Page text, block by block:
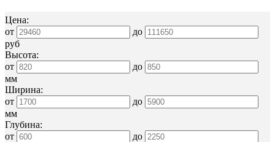
Цена:
от
до
руб
Высота:
от
до
мм
Ширина:
от
до
мм
Глубина:
от
до